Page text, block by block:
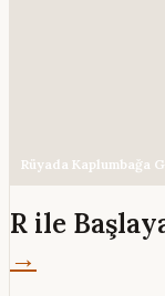
Rüyada Kaplumbağa
R ile
→